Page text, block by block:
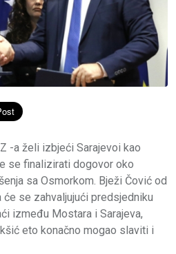
-a želi izbjeći Sarajevoi kao
se finalizirati dogovor oko
sa Osmorkom. Bježi Čović od
se zahvaljujući predsjedniku
između Mostara i Sarajeva,
eto konačno mogao slaviti i